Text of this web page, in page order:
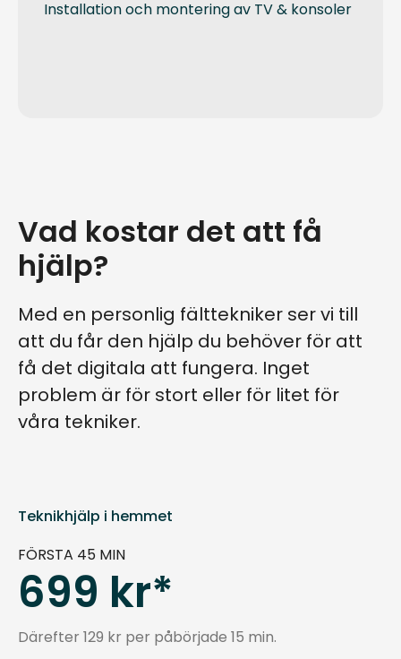
Installation och montering av TV & konsoler
Vad kostar det att få
hjälp?
Med en personlig fälttekniker ser vi till
att du får den hjälp du behöver för att
få det digitala att fungera. Inget
problem är för stort eller för litet för
våra tekniker.
Teknikhjälp i hemmet
FÖRSTA 45 MIN
699 kr*
Därefter 129 kr per påbörjade 15 min.